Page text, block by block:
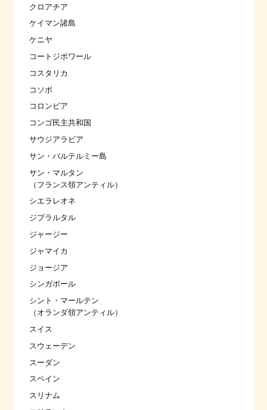
クロアチア
ケイマン諸島
ケニヤ
コートジボワール
コスタリカ
コソボ
コロンビア
コンゴ民主共和国
サウジアラビア
サン・バルテルミー島
サン・マルタン
（フランス領アンティル）
シエラレオネ
ジブラルタル
ジャージー
ジャマイカ
ジョージア
シンガポール
シント・マールテン
（オランダ領アンティル）
スイス
スウェーデン
スーダン
スペイン
スリナム